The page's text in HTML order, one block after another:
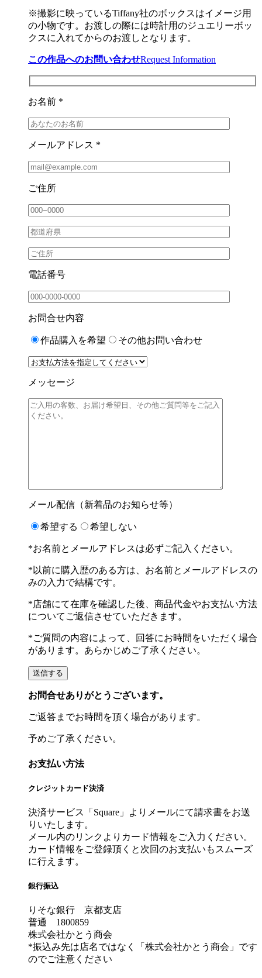
※撮影に映っているTiffany社のボックスはイメージ用
の小物です。お渡しの際には時計用のジュエリーボッ
クスに入れてからのお渡しとなります。
この作品へのお問い合わせRequest Information
お名前 *
メールアドレス *
ご住所
電話番号
お問合せ内容
作品購入を希望 その他お問い合わせ
メッセージ
メール配信（新着品のお知らせ等）
希望する 希望しない
*お名前とメールアドレスは必ずご記入ください。
*以前に購入歴のある方は、お名前とメールアドレスの
みの入力で結構です。
*店舗にて在庫を確認した後、商品代金やお支払い方法
についてご返信させていただきます。
*ご質問の内容によって、回答にお時間をいただく場合
があります。あらかじめご了承ください。
お問合せありがとうございます。
ご返答までお時間を頂く場合があります。
予めご了承ください。
お支払い方法
クレジットカード決済
決済サービス「Square」よりメールにて請求書をお送
りいたします。
メール内のリンクよりカード情報をご入力ください。
カード情報をご登録頂くと次回のお支払いもスムーズ
に行えます。
銀行振込
りそな銀行 京都支店
普通 1800859
株式会社かとう商会
*振込み先は店名ではなく「株式会社かとう商会」です
のでご注意ください